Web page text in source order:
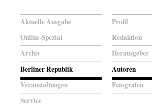
Aktuelle Ausgabe
Online-Spezial
Archiv
Berliner Republik
Veranstaltungen
Service
Profil
Redaktion
Herausgeber
Autoren
Fotografen